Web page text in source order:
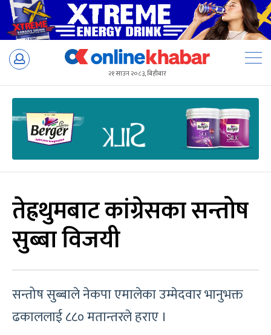
Skip
२१ साउन २०८३, बिहीबार
तेह्रथुमबाट कांग्रेसका सन्तोष
सुब्बा विजयी
सन्तोष सुब्बाले नेकपा एमालेका उम्मेदवार भानुभक्त
ढकाललाई ८८० मतान्तरले हराए ।